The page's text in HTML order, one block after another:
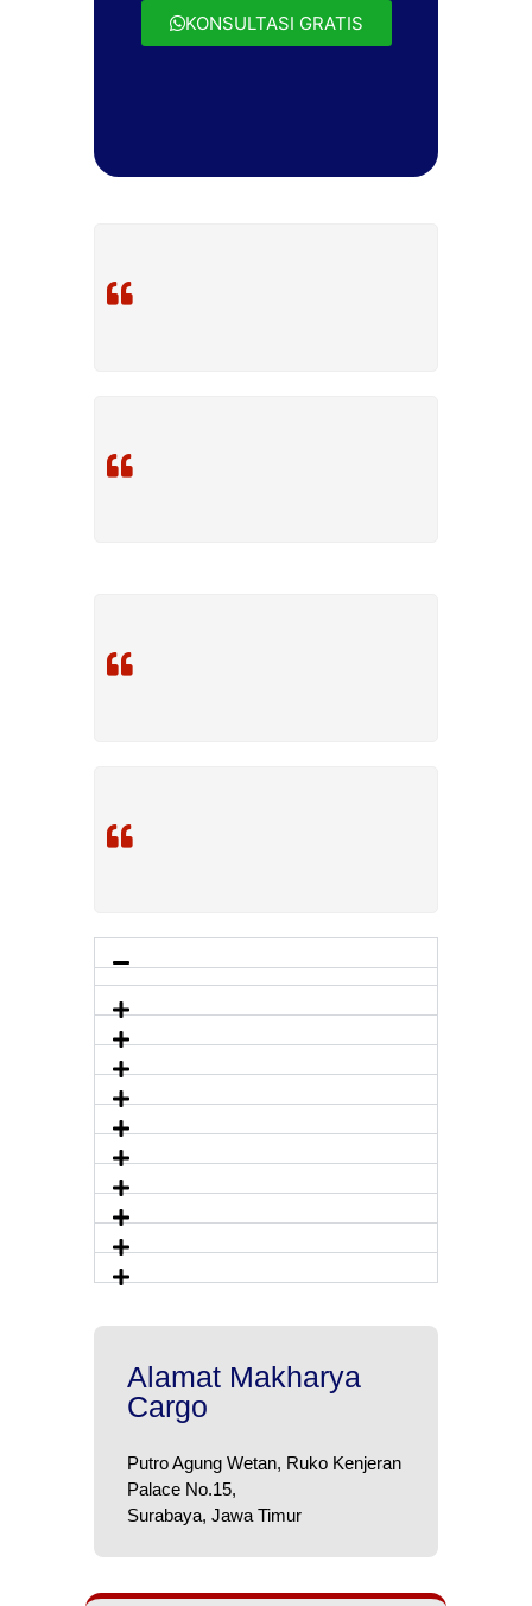
KONSULTASI GRATIS
Alamat Makharya
Cargo
Putro Agung Wetan, Ruko Kenjeran
Palace No.15,
Surabaya, Jawa Timur